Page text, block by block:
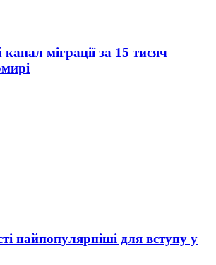
міграції за 15 тисяч
найпопулярніші для вступу у